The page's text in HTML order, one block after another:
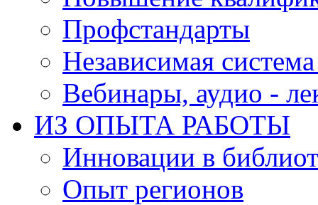
Профстандарты
Независимая
Вебинары, аудио -
ИЗ ОПЫТА РАБОТЫ
Инновации в
Опыт регионов